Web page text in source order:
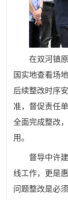
在双河镇
国实地查看场
后续整改时序
准，督促责任
全面完成整改
用。
督导中许
线工作，更是
问题整改是必